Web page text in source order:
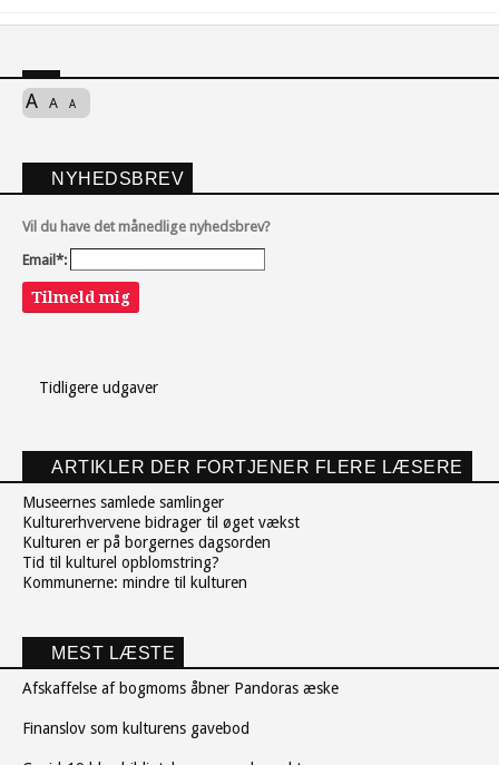
A A A
NYHEDSBREV
Vil du have det månedlige nyhedsbrev?
Email*:
Tilmeld mig
Tidligere udgaver
ARTIKLER DER FORTJENER FLERE LÆSERE
Museernes samlede samlinger
Kulturerhvervene bidrager til øget vækst
Kulturen er på borgernes dagsorden
Tid til kulturel opblomstring?
Kommunerne: mindre til kulturen
MEST LÆSTE
Afskaffelse af bogmoms åbner Pandoras æske
Finanslov som kulturens gavebod